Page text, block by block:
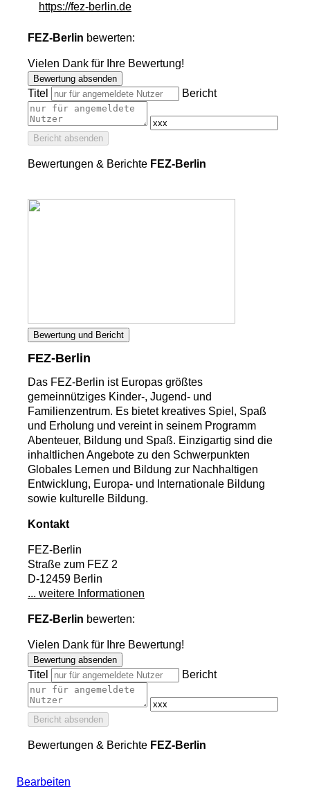
https://fez-berlin.de
FEZ-Berlin bewerten:
Vielen Dank für Ihre Bewertung!
Bewertung absenden
Titel Bericht
Bericht absenden
Bewertungen & Berichte FEZ-Berlin
Bewertung und Bericht
FEZ-Berlin
Das FEZ-Berlin ist Europas größtes
gemeinnütziges Kinder-, Jugend- und
Familienzentrum. Es bietet kreatives Spiel, Spaß
und Erholung und vereint in seinem Programm
Abenteuer, Bildung und Spaß. Einzigartig sind die
inhaltlichen Angebote zu den Schwerpunkten
Globales Lernen und Bildung zur Nachhaltigen
Entwicklung, Europa- und Internationale Bildung
sowie kulturelle Bildung.
Kontakt
FEZ-Berlin
Straße zum FEZ 2
D-12459 Berlin
... weitere Informationen
FEZ-Berlin bewerten:
Vielen Dank für Ihre Bewertung!
Bewertung absenden
Titel Bericht
Bericht absenden
Bewertungen & Berichte FEZ-Berlin
Bearbeiten